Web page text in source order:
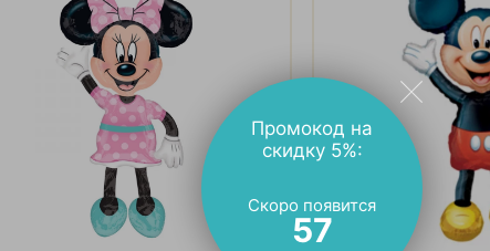
Промокод на
скидку 5%:
Скоро появится
56